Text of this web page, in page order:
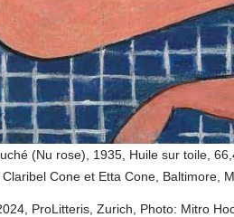
(Nu rose), 1935, Huile sur toile,
Cone et Etta Cone, Baltimore,
ProLitteris, Zurich, Photo: Mitro